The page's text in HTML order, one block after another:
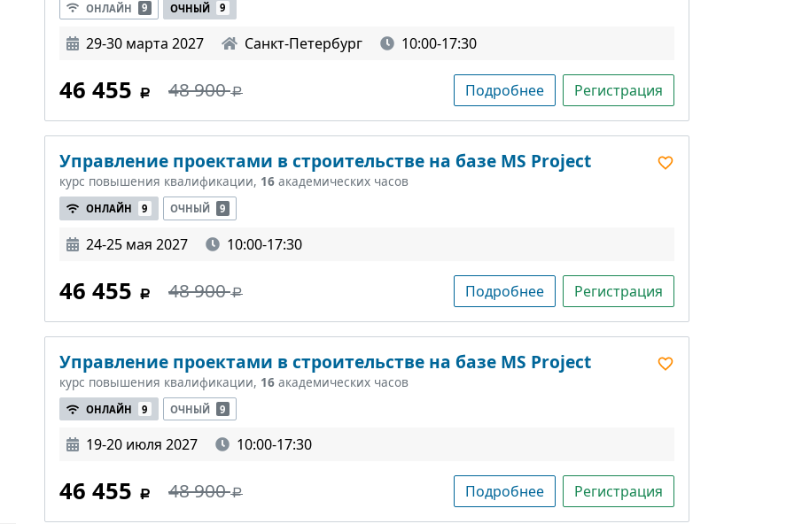
ОНЛАЙН 9 ОЧНЫЙ 9
29-30 марта 2027 Санкт-Петербург 10:00-17:30
46 455 48 900 Подробнее Регистрация
Управление проектами в строительстве на базе MS Project
курс повышения квалификации, 16 академических часов
ОНЛАЙН 9 ОЧНЫЙ 9
24-25 мая 2027 10:00-17:30
46 455 48 900 Подробнее Регистрация
Управление проектами в строительстве на базе MS Project
курс повышения квалификации, 16 академических часов
ОНЛАЙН 9 ОЧНЫЙ 9
19-20 июля 2027 10:00-17:30
46 455 48 900 Подробнее Регистрация